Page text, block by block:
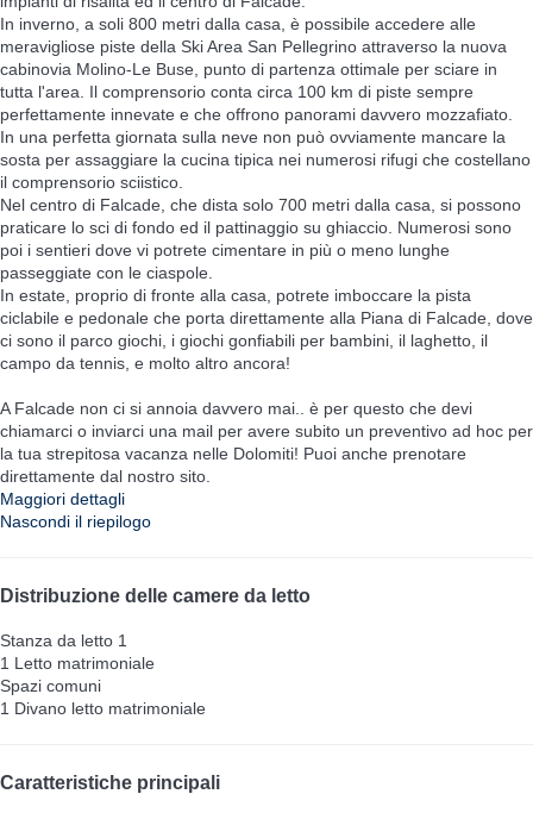
In inverno, a soli 800 metri dalla casa, è possibile accedere alle
meravigliose piste della Ski Area San Pellegrino attraverso la nuova
cabinovia Molino-Le Buse, punto di partenza ottimale per sciare in
tutta l'area. Il comprensorio conta circa 100 km di piste sempre
perfettamente innevate e che offrono panorami davvero mozzafiato.
In una perfetta giornata sulla neve non può ovviamente mancare la
sosta per assaggiare la cucina tipica nei numerosi rifugi che costellano
il comprensorio sciistico.
Nel centro di Falcade, che dista solo 700 metri dalla casa, si possono
praticare lo sci di fondo ed il pattinaggio su ghiaccio. Numerosi sono
poi i sentieri dove vi potrete cimentare in più o meno lunghe
passeggiate con le ciaspole.
In estate, proprio di fronte alla casa, potrete imboccare la pista
ciclabile e pedonale che porta direttamente alla Piana di Falcade, dove
ci sono il parco giochi, i giochi gonfiabili per bambini, il laghetto, il
campo da tennis, e molto altro ancora!
A Falcade non ci si annoia davvero mai.. è per questo che devi
chiamarci o inviarci una mail per avere subito un preventivo ad hoc per
la tua strepitosa vacanza nelle Dolomiti! Puoi anche prenotare
direttamente dal nostro sito.
Maggiori dettagli
Nascondi il riepilogo
Distribuzione delle camere da letto
Stanza da letto 1
1 Letto matrimoniale
Spazi comuni
1 Divano letto matrimoniale
Caratteristiche principali